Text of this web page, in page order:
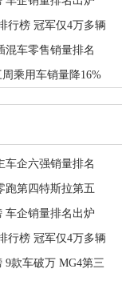
行榜 冠军仅4万多辆
混车零售销量排名
乘用车销量降16%
车企六强销量排名
跑第四特斯拉第五
车企销量排名出炉
行榜 冠军仅4万多辆
9款车破万 MG4第三